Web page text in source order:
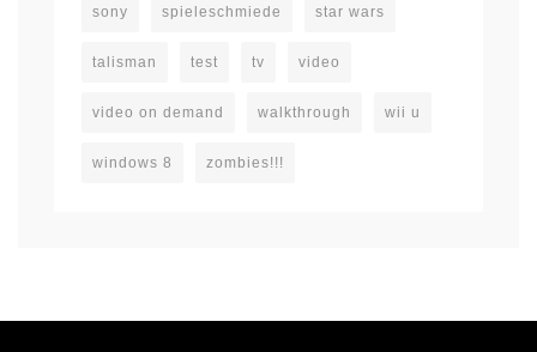
sony spieleschmiede star wars
talisman test tv video
video on demand walkthrough wii u
windows 8 zombies!!!